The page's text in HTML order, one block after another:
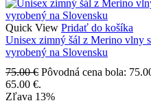
Quick View Pridať do košíka
Unisex zimný šál z Merino
vyrobený na Slovensku
75.00€ Pôvodná cena bola:
65.00 €.
Zľava 13%